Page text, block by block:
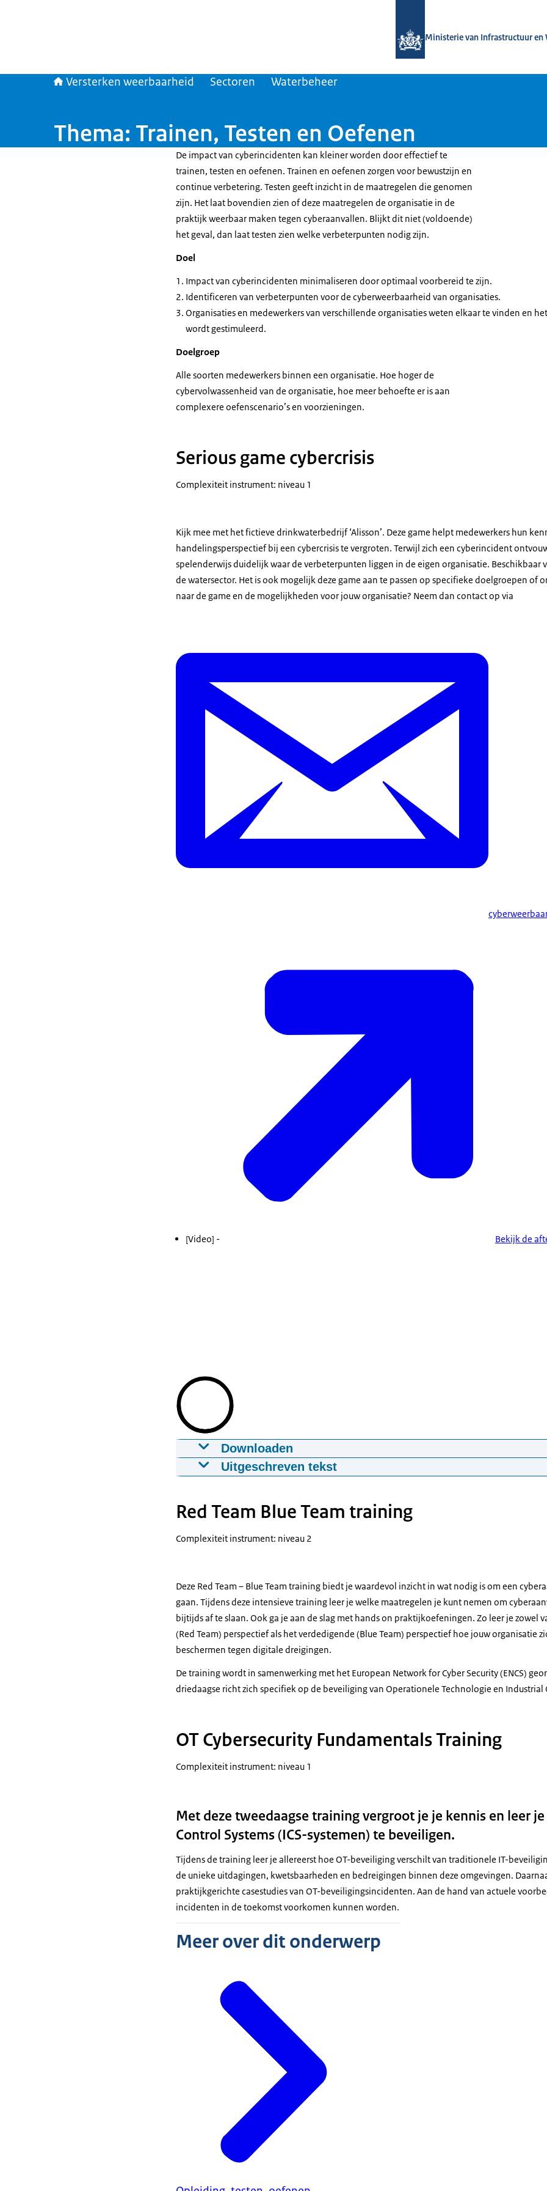
Ministerie van Infrastructuur en
Versterken weerbaarheid Sectoren Waterbeheer
Thema: Trainen, Testen en Oefenen
De impact van cyberincidenten kan kleiner worden door effectief te
trainen, testen en oefenen. Trainen en oefenen zorgen voor bewustzijn en
continue verbetering. Testen geeft inzicht in de maatregelen die genomen
zijn. Het laat bovendien zien of deze maatregelen de organisatie in de
praktijk weerbaar maken tegen cyberaanvallen. Blijkt dit niet (voldoende)
het geval, dan laat testen zien welke verbeterpunten nodig zijn.
Doel
Impact van cyberincidenten minimaliseren door optimaal voorbereid te zijn.
Identificeren van verbeterpunten voor de cyberweerbaarheid van organisaties.
Organisaties en medewerkers van verschillende organisaties weten elkaar te vinden en
wordt gestimuleerd.
Doelgroep
Alle soorten medewerkers binnen een organisatie. Hoe hoger de
cybervolwassenheid van de organisatie, hoe meer behoefte er is aan
complexere oefenscenario’s en voorzieningen.
Serious game cybercrisis
Complexiteit instrument: niveau 1
Kijk mee met het fictieve drinkwaterbedrijf ‘Alisson’. Deze game helpt medewerkers hun
handelingsperspectief bij een cybercrisis te vergroten. Terwijl zich een cyberincident
spelenderwijs duidelijk waar de verbeterpunten liggen in de eigen organisatie. Beschikbaar
de watersector. Het is ook mogelijk deze game aan te passen op specifieke doelgroepen of
naar de game en de mogelijkheden voor jouw organisatie? Neem dan contact op via
[Video] - Bekijk de
Downloaden
Serious game Alisson drinkwater
09-11-2022mp4
Ondertiteling
mp3
Download
Uitgeschreven tekst
Logo Hunt and Hackett.
Bij het statig kantoorgebouw van Alisson rijdt een zwarte BMW de parkeergarage
Beeldtekst: Voor waterbedrijf Alisson begint de dag als ieder ander.
(ONVERSTAANBAAR GESPREK TUSSEN COLLEGA'S)
Beeldtekst: Maar al snel blijkt er iets vreemds aan de hand te zijn.
Op een computerscherm verschijnt een error bericht.
zijn!"
VROUWENSTEM: "Geen idee."
MANNENSTEM: "We gaan gewoon door! Tegen die tijd kan het al te laat zijn."
VROUWENSTEM: "We staan echt voor gek zo. Daar gaat onze reputatie."
Een quizvraag verschijnt in beeld: welke maatregelen moet Alisson nemen? Het
Beeldtekst: Serious game Alisson drinkwater verschijnt in beeld. September 2021
Logo Ministerie van Infrastructuur en Waterstaat.
Beeldtekst: Programma versterken cyberweerbaarheid in de watersector.
Red Team Blue Team training
Complexiteit instrument: niveau 2
Deze Red Team – Blue Team training biedt je waardevol inzicht in wat nodig is om een
gaan. Tijdens deze intensieve training leer je welke maatregelen je kunt nemen om
bijtijds af te slaan. Ook ga je aan de slag met hands on praktijkoefeningen. Zo leer je zowel
(Red Team) perspectief als het verdedigende (Blue Team) perspectief hoe jouw organisatie
beschermen tegen digitale dreigingen.
De training wordt in samenwerking met het European Network for Cyber Security (ENCS)
driedaagse richt zich specifiek op de beveiliging van Operationele Technologie en Industrial
OT Cybersecurity Fundamentals Training
Complexiteit instrument: niveau 1
Met deze tweedaagse training vergroot je je kennis en leer
Control Systems (ICS-systemen) te beveiligen.
Tijdens de training leer je allereerst hoe OT-beveiliging verschilt van traditionele IT-
de unieke uitdagingen, kwetsbaarheden en bedreigingen binnen deze omgevingen.
praktijkgerichte casestudies van OT-beveiligingsincidenten. Aan de hand van actuele
incidenten in de toekomst voorkomen kunnen worden.
Meer over dit onderwerp